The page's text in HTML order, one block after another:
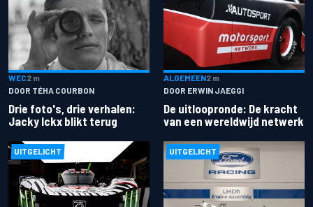
WEC2 m
DOOR TÉHA COURBON
Drie foto's, drie verhalen:
Jacky Ickx blikt terug
ALGEMEEN2 m
DOOR ERWIN JAEGGI
De uitloopronde: De kracht
van een wereldwijd netwerk
UITGELICHT UITGELICHT